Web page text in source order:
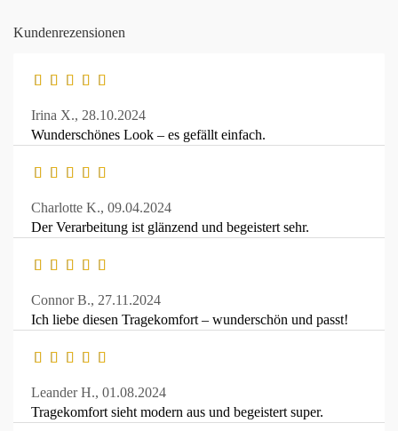
Kundenrezensionen
Irina X., 28.10.2024
Wunderschönes Look – es gefällt einfach.
Charlotte K., 09.04.2024
Der Verarbeitung ist glänzend und begeistert sehr.
Connor B., 27.11.2024
Ich liebe diesen Tragekomfort – wunderschön und passt!
Leander H., 01.08.2024
Tragekomfort sieht modern aus und begeistert super.